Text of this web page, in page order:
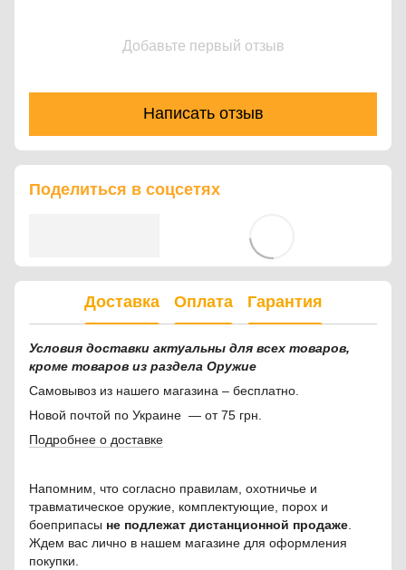
Добавьте первый отзыв
Написать отзыв
Поделиться в соцсетях
Доставка Оплата Гарантия
Условия доставки актуальны для всех товаров,
кроме товаров из раздела Оружие
Самовывоз из нашего магазина – бесплатно.
Новой почтой по Украине — от 75 грн.
Подробнее о доставке
Напомним, что согласно правилам, охотничье и
травматическое оружие, комплектующие, порох и
боеприпасы не подлежат дистанционной продаже
Ждем вас лично в нашем магазине для оформления
покупки.